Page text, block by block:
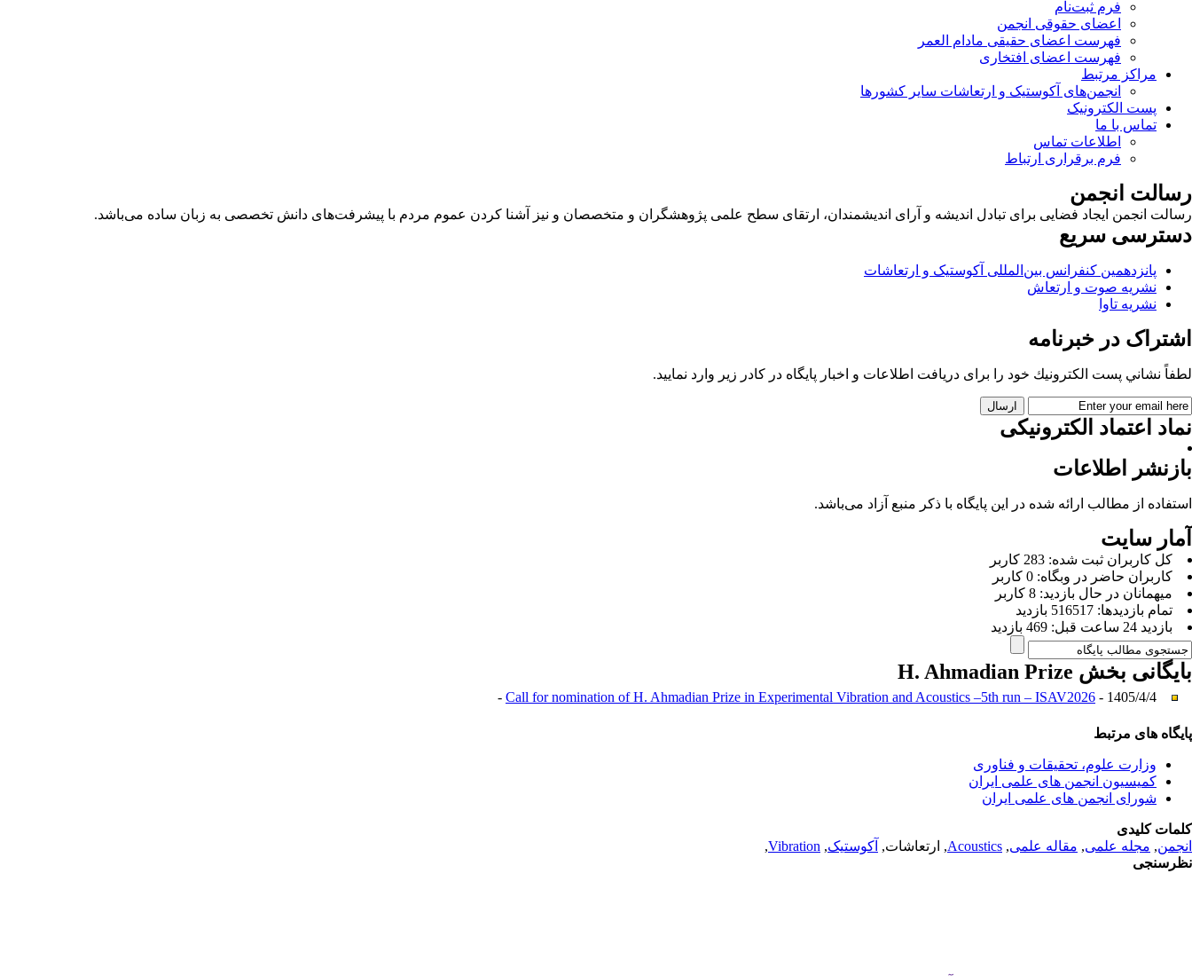
فرم ثبت‌نام
اعضای حقوقی انجمن
فهرست اعضای حقیقی مادام‌ العمر
فهرست اعضای افتخاری
مراکز مرتبط
انجمن‌های آکوستیک و ارتعاشات سایر کشورها
پست الکترونیک
تماس با ما
اطلاعات تماس
فرم برقراری ارتباط
رسالت انجمن
رسالت انجمن ایجاد فضایی برای تبادل اندیشه و آرای اندیشمندان، ارتقای سطح علمی پژوهشگران و متخصصان و نیز آشنا کردن عموم مردم با پیشرفت‌های دانش تخصصی به زبان ساده می‌باشد.
دسترسی سریع
پانزدهمین کنفرانس بین‌المللی آکوستیک و ارتعاشات
نشریه صوت و ارتعاش
نشریه تاوا
اشتراک در خبرنامه
لطفاً نشاني پست الكترونيك خود را برای دريافت اطلاعات و اخبار پايگاه در كادر زير وارد نمایید.
نماد اعتماد الکترونیکی
بازنشر اطلاعات
استفاده از مطالب ارائه شده در این پایگاه با ذکر منبع آزاد می‌باشد.
آمار سایت
كل کاربران ثبت شده: 283 کاربر
کاربران حاضر در وبگاه: 0 کاربر
ميهمانان در حال بازديد: 8 کاربر
تمام بازديد‌ها: 516517 بازدید
بازديد 24 ساعت قبل: 469 بازدید
بایگانی بخش H. Ahmadian Prize
Call for nomination of H. Ahmadian Prize in Experimental Vibration and Acoustics –5th run – ISAV2026 - 1405/4/4 -
پایگاه های مرتبط
وزارت علوم، تحقیقات و فناوری
کمیسیون انجمن های علمی ایران
شورای انجمن های علمی ایران
کلمات کلیدی
انجمن, مجله علمی, مقاله علمی,
Acoustics, ارتعاشات, آکوستیک,
Vibration
,
نظرسنجی